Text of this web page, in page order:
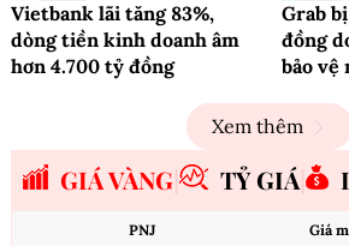
Vietbank lãi tăng 83%,
dòng tiền kinh doanh âm
hơn 4.700 tỷ đồng
Grab
đồng
bảo vệ
Xem thêm
GIÁ VÀNG TỶ GIÁ
PNJ Giá